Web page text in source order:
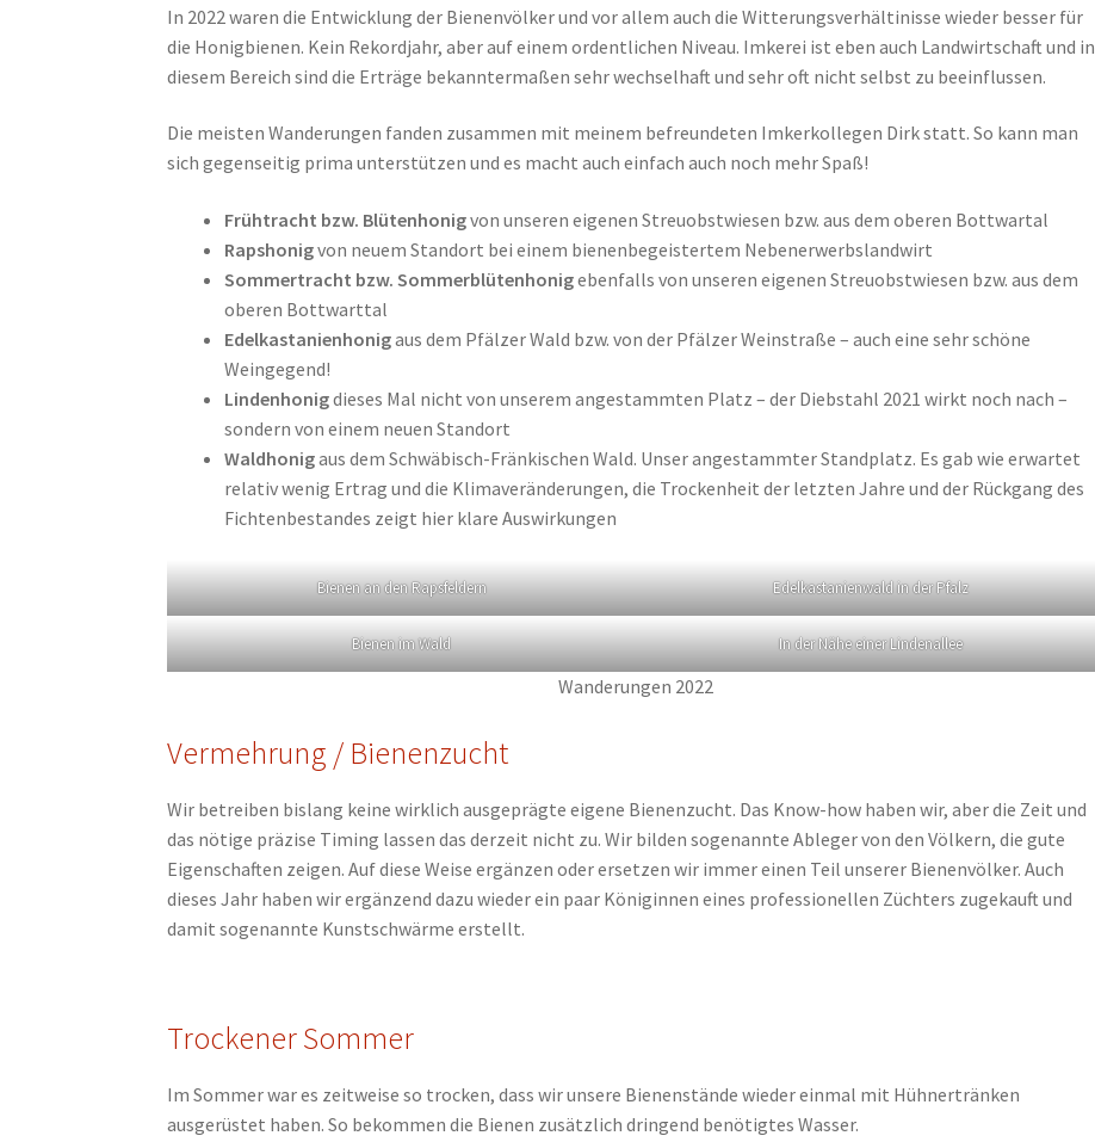
In 2022 waren die Entwicklung der Bienenvölker und vor allem auch die Witterungsverhältinisse wieder besser für
die Honigbienen. Kein Rekordjahr, aber auf einem ordentlichen Niveau. Imkerei ist eben auch Landwirtschaft und in
diesem Bereich sind die Erträge bekanntermaßen sehr wechselhaft und sehr oft nicht selbst zu beeinflussen.
Die meisten Wanderungen fanden zusammen mit meinem befreundeten Imkerkollegen Dirk statt. So kann man
sich gegenseitig prima unterstützen und es macht auch einfach auch noch mehr Spaß!
Frühtracht bzw. Blütenhonigvon unseren eigenen Streuobstwiesen bzw. aus dem oberen Bottwartal
Rapshonigvon neuem Standort bei einem bienenbegeistertem Nebenerwerbslandwirt
Sommertracht bzw. Sommerblütenhonigebenfalls von unseren eigenen Streuobstwiesen bzw. aus dem
oberen Bottwarttal
Edelkastanienhonigaus dem Pfälzer Wald bzw. von der Pfälzer Weinstraße – auch eine sehr schöne
Weingegend!
Lindenhonigdieses Mal nicht von unserem angestammten Platz – der Diebstahl 2021 wirkt noch nach –
sondern von einem neuen Standort
Waldhonigaus dem Schwäbisch-Fränkischen Wald. Unser angestammter Standplatz. Es gab wie erwartet
relativ wenig Ertrag und die Klimaveränderungen, die Trockenheit der letzten Jahre und der Rückgang des
Fichtenbestandes zeigt hier klare Auswirkungen
Bienen an den Rapsfeldern Edelkastanienwald in der Pfalz
Bienen im Wald In der Nähe einer Lindenallee
Wanderungen 2022
Vermehrung / Bienenzucht
Wir betreiben bislang keine wirklich ausgeprägte eigene Bienenzucht. Das Know-how haben wir, aber die Zeit und
das nötige präzise Timing lassen das derzeit nicht zu. Wir bilden sogenannte Ableger von den Völkern, die gute
Eigenschaften zeigen. Auf diese Weise ergänzen oder ersetzen wir immer einen Teil unserer Bienenvölker. Auch
dieses Jahr haben wir ergänzend dazu wieder ein paar Königinnen eines professionellen Züchters zugekauft und
damit sogenannte Kunstschwärme erstellt.
Trockener Sommer
Im Sommer war es zeitweise so trocken, dass wir unsere Bienenstände wieder einmal mit Hühnertränken
ausgerüstet haben. So bekommen die Bienen zusätzlich dringend benötigtes Wasser.